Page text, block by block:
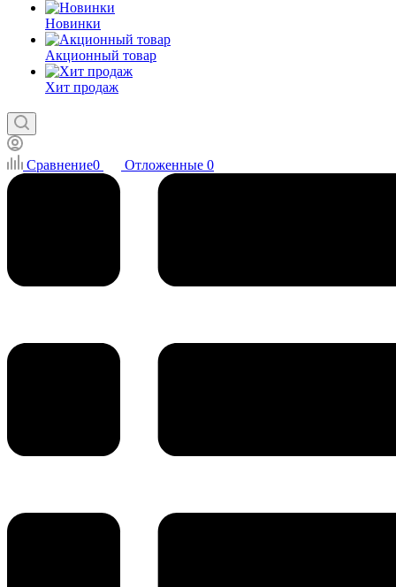
Новинки
Акционный товар
Хит продаж
Сравнение0 Отложенные 0